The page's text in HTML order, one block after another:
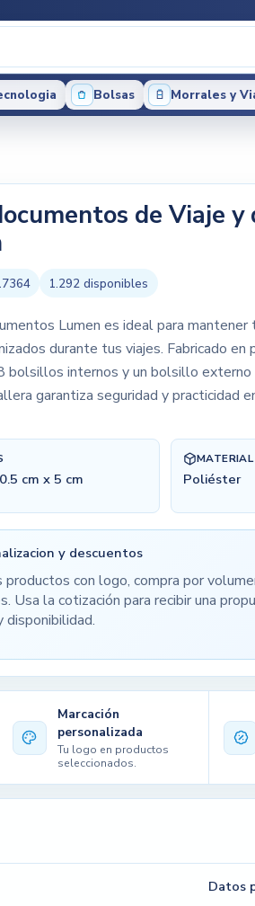
Bolsas Morrales y
de Viaje y
1.292 disponibles
Lumen es ideal para
durante tus viajes. Fabricado
bolsillos internos y un bolsillo externo
garantiza seguridad y practicidad
cm x 5 cm
MATERIAL
Poliéster
y descuentos
productos con logo, compra por
Usa la cotización para recibir una
disponibilidad.
Marcación
personalizada
Tu logo en productos
seleccionados.
Datos